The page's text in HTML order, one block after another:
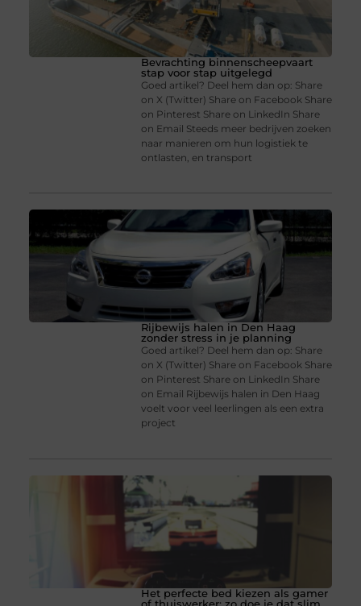
Bevrachting binnenscheepvaart
stap voor stap uitgelegd
Goed artikel? Deel hem dan op: Share
on X (Twitter) Share on Facebook Share
on Pinterest Share on LinkedIn Share
on Email Steeds meer bedrijven zoeken
naar manieren om hun logistiek te
ontlasten, en transport
Rijbewijs halen in Den Haag
zonder stress in je planning
Goed artikel? Deel hem dan op: Share
on X (Twitter) Share on Facebook Share
on Pinterest Share on LinkedIn Share
on Email Rijbewijs halen in Den Haag
voelt voor veel leerlingen als een extra
project
Het perfecte bed kiezen als gamer